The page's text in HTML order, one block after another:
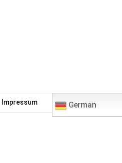
Impressum German